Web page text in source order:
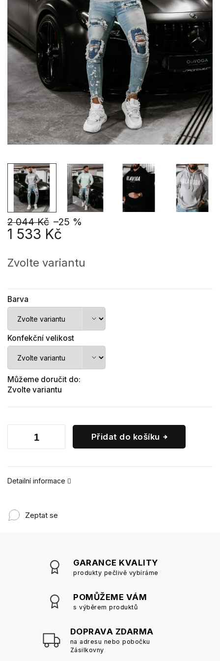
2 044 Kč –25 %
1 533 Kč
cena:
Zvolte variantu
Barva
Konfekční velikost
Můžeme doručit do:
Zvolte variantu
Přidat do košíku
Detailní informace
Zeptat se
GARANCE KVALITY
produkty pečlivě vybíráme
POMŮŽEME VÁM
s výběrem produktů
DOPRAVA ZDARMA
na adresu nebo pobočku
Zásilkovny